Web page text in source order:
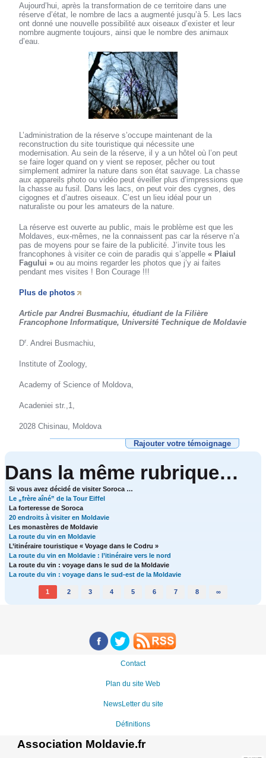
Aujourd’hui, après la transformation de ce territoire dans une
réserve d’état, le nombre de lacs a augmenté jusqu’à 5. Les lacs
ont donné une nouvelle possibilité aux oiseaux d’exister et leur
nombre augmente toujours, ainsi que le nombre des animaux
d’eau.
L’administration de la réserve s’occupe maintenant de la
reconstruction du site touristique qui nécessite une
modernisation. Au sein de la réserve, il y a un hôtel où l’on peut
se faire loger quand on y vient se reposer, pêcher ou tout
simplement admirer la nature dans son état sauvage. La chasse
aux appareils photo ou vidéo peut éveiller plus d’impressions que
la chasse au fusil. Dans les lacs, on peut voir des cygnes, des
cigognes et d’autres oiseaux. C’est un lieu idéal pour un
naturaliste ou pour les amateurs de la nature.
La réserve est ouverte au public, mais le problème est que les
Moldaves, eux-mêmes, ne la connaissent pas car la réserve n’a
pas de moyens pour se faire de la publicité. J’invite tous les
francophones à visiter ce coin de paradis qui s’appelle« Plaiul
Fagului » ou au moins regarder les photos que j’y ai faites
pendant mes visites ! Bon Courage !!!
Plus de photos
Article par Andrei Busmachiu, étudiant de la Filière
Francophone Informatique, Université Technique de Moldavie
Dr . Andrei Busmachiu,
Institute of Zoology,
Academy of Science of Moldova,
Acadeniei str.,1,
2028 Chisinau, Moldova
Rajouter votre témoignage
Dans la même rubrique…
Si vous avez décidé de visiter Soroca …
Le „frère aîné” de la Tour Eiffel
La forteresse de Soroca
20 endroits à visiter en Moldavie
Les monastères de Moldavie
La route du vin en Moldavie
L’itinéraire touristique « Voyage dans le Codru »
La route du vin en Moldavie : l’itinéraire vers le nord
La route du vin : voyage dans le sud de la Moldavie
La route du vin : voyage dans le sud-est de la Moldavie
1 2 3 4 5 6 7 8 ∞
Contact
Plan du site Web
NewsLetter du site
Définitions
Association Moldavie.fr